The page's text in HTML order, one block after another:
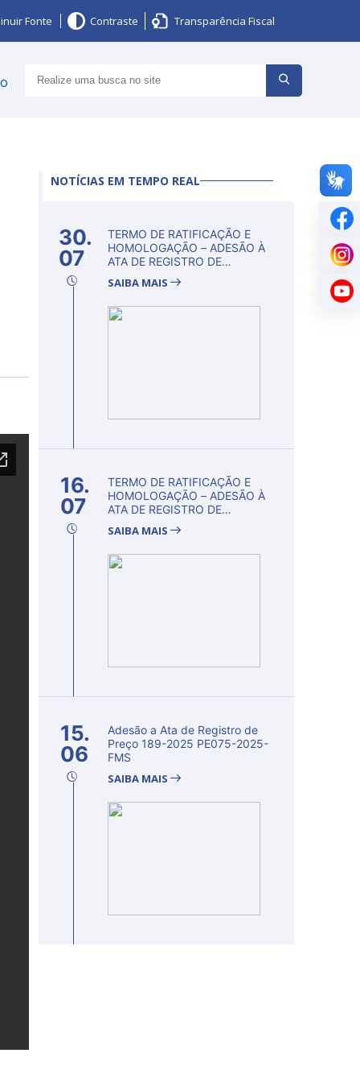
Fonte Contraste Transparência Fiscal
NOTÍCIAS EM TEMPO REAL
30.
07
TERMO DE RATIFICAÇÃO E
HOMOLOGAÇÃO – ADESÃO À
ATA DE REGISTRO DE
SAIBA MAIS
16.
07
TERMO DE RATIFICAÇÃO E
HOMOLOGAÇÃO – ADESÃO À
ATA DE REGISTRO DE
SAIBA MAIS
15.
06
Adesão a Ata de Registro de
Preço 189-2025 PE075-2025-
FMS
SAIBA MAIS